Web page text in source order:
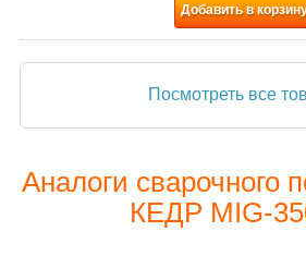
Добавить в
Посмотреть все
Аналоги сварочного
КЕДР MIG-